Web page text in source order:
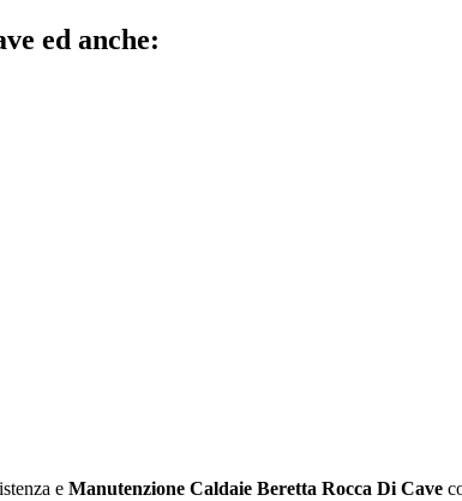
ed anche:
e Manutenzione Caldaie Beretta Rocca Di Cave